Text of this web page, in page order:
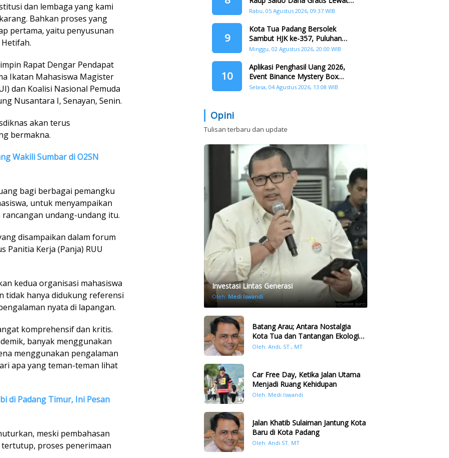
dan lembaga yang kami
Bahkan proses yang
pertama, yaitu penyusunan
Rapat Dengar Pendapat
Ikatan Mahasiswa Magister
dan Koalisi Nasional Pemuda
Nusantara I, Senayan, Senin.
akan terus
bermakna.
Wakili Sumbar di O2SN
bagi berbagai pemangku
untuk menyampaikan
undang-undang itu.
disampaikan dalam forum
Panitia Kerja (Panja) RUU
kedua organisasi mahasiswa
tidak hanya didukung referensi
nyata di lapangan.
komprehensif dan kritis.
banyak menggunakan
menggunakan pengalaman
apa yang teman-teman lihat
di Padang Timur, Ini Pesan
meski pembahasan
proses penerimaan
Nonton Drama, Ini Caranya!
Rabu, 05 Agustus 2026, 09:37 WIB
9
Kota Tua Padang Bersolek
Sambut HJK ke-357, Puluhan
Agenda Nasional dan
Minggu, 02 Agustus 2026, 20:00 WIB
10
Aplikasi Penghasil Uang 2026,
Event Binance Mystery Box
Dapat Saldo Dana
Selasa, 04 Agustus 2026, 13:08 WIB
Opini
Tulisan terbaru dan update
Investasi Lintas Generasi
Oleh: Medi Iswandi
Batang Arau; Antara Nostalgia
Kota Tua dan Tantangan Ekologi
Kawasan
Oleh: Andi, ST., MT
Car Free Day, Ketika Jalan Utama
Menjadi Ruang Kehidupan
Oleh: Medi Iswandi
Jalan Khatib Sulaiman Jantung Kota
Baru di Kota Padang
Oleh: Andi ST. MT